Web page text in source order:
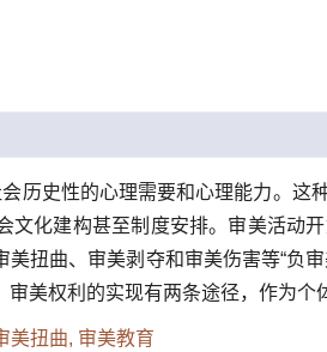
历史性的心理需要和心理能力。
文化建构甚至制度安排。审美活动
扭曲、审美剥夺和审美伤害等“负
美权利的实现有两条途径，作为个
美扭曲, 审美教育